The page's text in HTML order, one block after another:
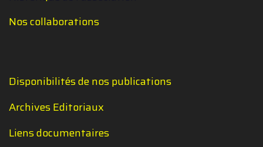
Nos collaborations
Disponibilités de nos publications
Archives Editoriaux
Liens documentaires